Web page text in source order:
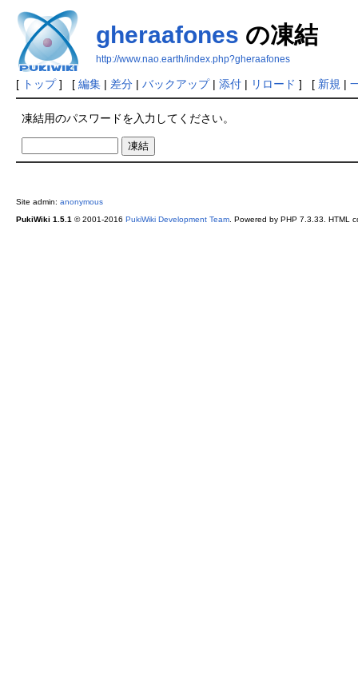
gheraafones の凍結
http://www.nao.earth/index.php?gheraafones
[ トップ] [ 編集| 差分| バックアップ| 添付| リロード ] [ 新規 |
凍結用のパスワードを入力してください。
Site admin: anonymous
PukiWiki 1.5.1© 2001-2016 PukiWiki Development Team. Powered by PHP 7.3.33. HTML